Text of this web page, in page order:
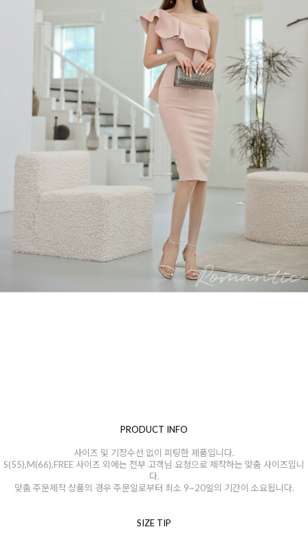
PRODUCT INFO
사이즈 및 기장수선 없이 피팅한 제품입니다.
S(55),M(66),FREE 사이즈 외에는 전부 고객님 요청으로 제작하는 맞춤 사이즈입니
다.
맞춤 주문제작 상품의 경우 주문일로부터 최소 9~20일의 기간이 소요됩니다.
SIZE TIP